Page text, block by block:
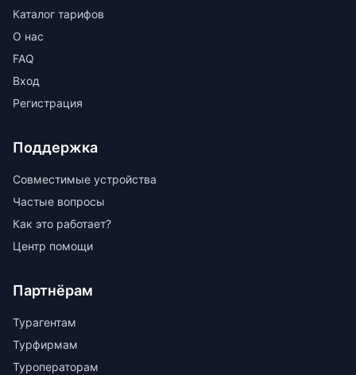
Каталог тарифов
О нас
FAQ
Вход
Регистрация
Поддержка
Совместимые устройства
Частые вопросы
Как это работает?
Центр помощи
Партнёрам
Турагентам
Турфирмам
Туроператорам